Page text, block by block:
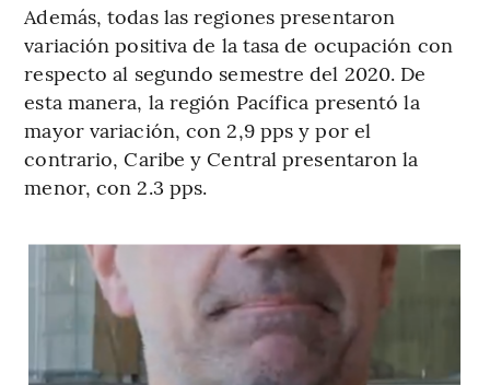
Además, todas las regiones presentaron
variación positiva de la tasa de ocupación con
respecto al segundo semestre del 2020. De
esta manera, la región Pacífica presentó la
mayor variación, con 2,9 pps y por el
contrario, Caribe y Central presentaron la
menor, con 2.3 pps.